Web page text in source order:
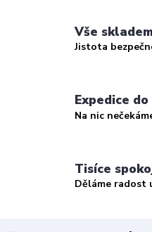
Vše
Jistota
Expedice
Na nic
Tisíce
Děláme radost